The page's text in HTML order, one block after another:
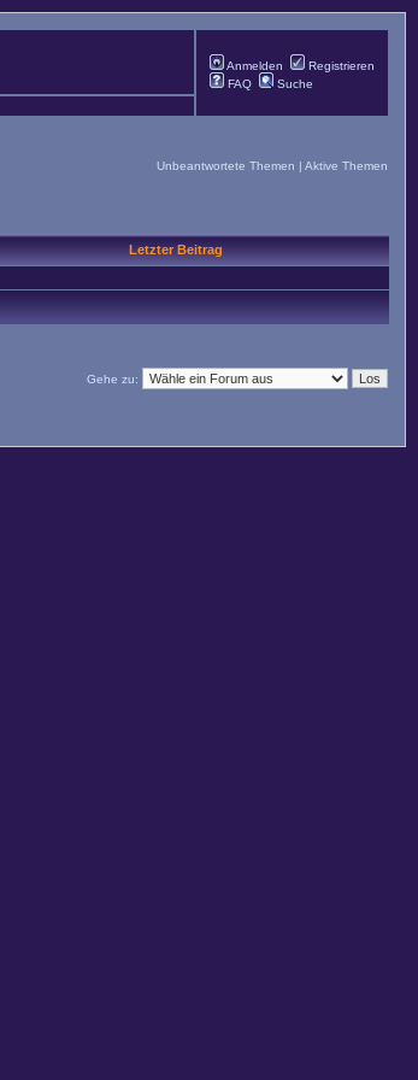
Anmelden
Registrieren
FAQ
Suche
Unbeantwortete Themen | Aktive Themen
Letzter Beitrag
Gehe zu: